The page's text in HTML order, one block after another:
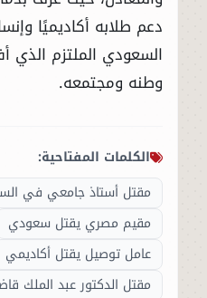
دعم طلابه أكاديميًا
السعودي الملتزم
وطنه ومجتمعه.
الكلمات المفتاحية:
مقتل أستاذ جامعي في
مقيم مصري يقتل سعودي
عامل توصيل يقتل أكاديمي
مقتل الدكتور عبد الملك